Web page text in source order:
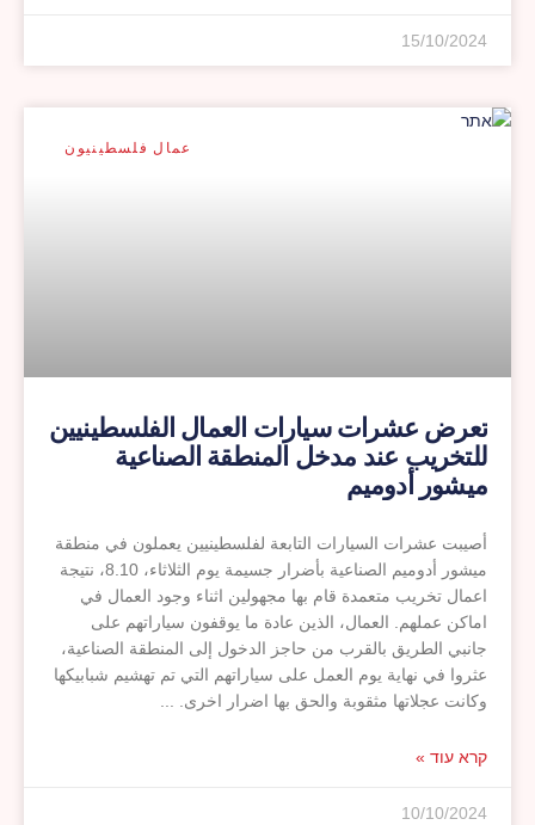
15/10/2024
عمال فلسطينيون
تعرض عشرات سيارات العمال الفلسطينيين
للتخريب عند مدخل المنطقة الصناعية
ميشور أدوميم
أصيبت عشرات السيارات التابعة لفلسطينيين يعملون في منطقة
ميشور أدوميم الصناعية بأضرار جسيمة يوم الثلاثاء، 8.10، نتيجة
اعمال تخريب متعمدة قام بها مجهولين اثناء وجود العمال في
اماكن عملهم. العمال، الذين عادة ما يوقفون سياراتهم على
جانبي الطريق بالقرب من حاجز الدخول إلى المنطقة الصناعية،
عثروا في نهاية يوم العمل على سياراتهم التي تم تهشيم شبابيكها
وكانت عجلاتها مثقوبة والحق بها اضرار اخرى.
קרא עוד »
10/10/2024